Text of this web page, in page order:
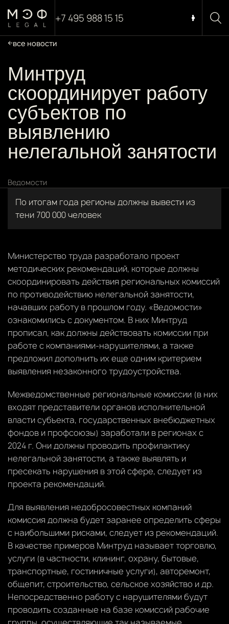
+7 495 988 15 15
все новости
Минтруд
скоординирует работу
субъектов по
выявлению
нелегальной занятости
Ведомости
По итогам года регионы должны вывести из
тени 700 000 человек
Министерство труда разработало проект
методических рекомендаций, которые должны
скоординировать действия региональных комиссий
по противодействию нелегальной занятости,
начавших работу в прошлом году. «Ведомости»
ознакомились с документом. В них Минтруд
прописал, как должны действовать комиссии при
работе с компаниями-нарушителями, а также
предложил дополнить их еще одним критерием
выявления незаконного трудоустройства.
Межведомственные региональные комиссии (в них
входят представители органов исполнительной
власти субъекта, государственных внебюджетных
фондов и профсоюзы) заработали в регионах с
2024 г. Они должны проводить профилактику
нелегальной занятости, а также выявлять и
пресекать нарушения в этой сфере, следует из
проекта рекомендаций.
Для выявления недобросовестных компаний
комиссия должна будет заранее определить сферы
с наибольшими рисками, следует из рекомендаций.
В качестве примеров Минтруд называет торговлю,
услуги (в частности, клининг, охрану, бытовые,
транспортные, гостиничные услуги), авторемонт,
общепит, строительство, сельское хозяйство и др.
Непосредственно работу с нарушителями будут
проводить созданные на базе комиссий рабочие